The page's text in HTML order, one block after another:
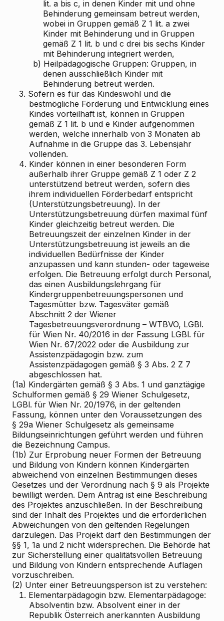
lit. a bis c, in denen Kinder mit und ohne
Behinderung gemeinsam betreut werden,
wobei in Gruppen gemäß Z 1 lit. a zwei
Kinder mit Behinderung und in Gruppen
gemäß Z 1 lit. b und c drei bis sechs Kinder
mit Behinderung integriert werden,
b) Heilpädagogische Gruppen: Gruppen, in
denen ausschließlich Kinder mit
Behinderung betreut werden.
3. Sofern es für das Kindeswohl und die
bestmögliche Förderung und Entwicklung eines
Kindes vorteilhaft ist, können in Gruppen
gemäß Z 1 lit. b und e Kinder aufgenommen
werden, welche innerhalb von 3 Monaten ab
Aufnahme in die Gruppe das 3. Lebensjahr
vollenden.
4. Kinder können in einer besonderen Form
außerhalb ihrer Gruppe gemäß Z 1 oder Z 2
unterstützend betreut werden, sofern dies
ihrem individuellen Förderbedarf entspricht
(Unterstützungsbetreuung). In der
Unterstützungsbetreuung dürfen maximal fünf
Kinder gleichzeitig betreut werden. Die
Betreuungszeit der einzelnen Kinder in der
Unterstützungsbetreuung ist jeweils an die
individuellen Bedürfnisse der Kinder
anzupassen und kann stunden- oder tageweise
erfolgen. Die Betreuung erfolgt durch Personal,
das einen Ausbildungslehrgang für
Kindergruppenbetreuungspersonen und
Tagesmütter bzw. Tagesväter gemäß
Abschnitt 2 der Wiener
Tagesbetreuungsverordnung – WTBVO, LGBl.
für Wien Nr. 40/2016 in der Fassung LGBl. für
Wien Nr. 67/2022 oder die Ausbildung zur
Assistenzpädagogin bzw. zum
Assistenzpädagogen gemäß § 3 Abs. 2 Z 7
abgeschlossen hat.
(1a) Kindergärten gemäß § 3 Abs. 1 und ganztägige
Schulformen gemäß § 29 Wiener Schulgesetz,
LGBl. für Wien Nr. 20/1976, in der geltenden
Fassung, können unter den Voraussetzungen des
§ 29a Wiener Schulgesetz als gemeinsame
Bildungseinrichtungen geführt werden und führen
die Bezeichnung Campus.
(1b) Zur Erprobung neuer Formen der Betreuung
und Bildung von Kindern können Kindergärten
abweichend von einzelnen Bestimmungen dieses
Gesetzes und der Verordnung nach § 9 als Projekte
bewilligt werden. Dem Antrag ist eine Beschreibung
des Projektes anzuschließen. In der Beschreibung
sind der Inhalt des Projektes und die erforderlichen
Abweichungen von den geltenden Regelungen
darzulegen. Das Projekt darf den Bestimmungen der
§§ 1, 1a und 2 nicht widersprechen. Die Behörde hat
zur Sicherstellung einer qualitätsvollen Betreuung
und Bildung von Kindern entsprechende Auflagen
vorzuschreiben.
(2) Unter einer Betreuungsperson ist zu verstehen:
1. Elementarpädagogin bzw. Elementarpädagoge:
Absolventin bzw. Absolvent einer in der
Republik Österreich anerkannten Ausbildung